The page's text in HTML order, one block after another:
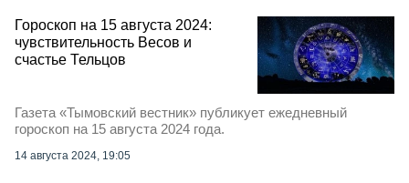
Гороскоп на 15 августа 2024:
чувствительность Весов и
счастье Тельцов
Газета «Тымовский вестник» публикует ежедневный
гороскоп на 15 августа 2024 года.
14 августа 2024, 19:05